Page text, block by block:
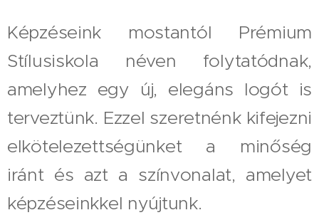
Képzéseink mostantól Prémium
Stílusiskola néven folytatódnak,
amelyhez egy új, elegáns logót is
terveztünk. Ezzel szeretnénk kifejezni
elkötelezettségünket a minőség
iránt és azt a színvonalat, amelyet
képzéseinkkel nyújtunk.